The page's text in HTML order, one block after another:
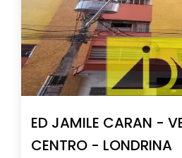
ED JAMILE CARAN -
CENTRO - LONDRINA